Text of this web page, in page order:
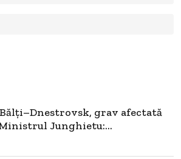
grav afectată
Junghietu:...